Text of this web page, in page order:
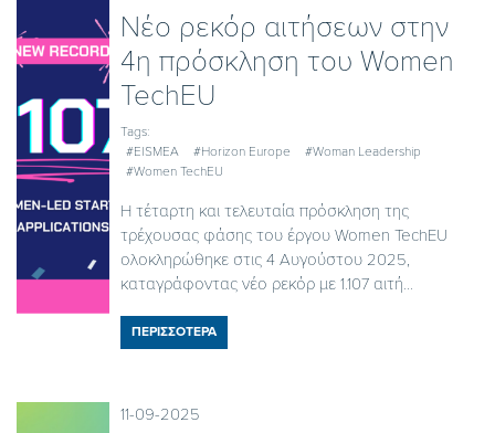
Νέο ρεκόρ αιτήσεων στην
4η πρόσκληση του Women
TechEU
Tags:
#EISMEA
#Horizon Europe
#Woman Leadership
#Women TechEU
Η τέταρτη και τελευταία πρόσκληση της
τρέχουσας φάσης του έργου Women TechEU
ολοκληρώθηκε στις 4 Αυγούστου 2025,
καταγράφοντας νέο ρεκόρ με 1.107 αιτή...
ΠΕΡΙΣΣΟΤΕΡΑ
11-09-2025